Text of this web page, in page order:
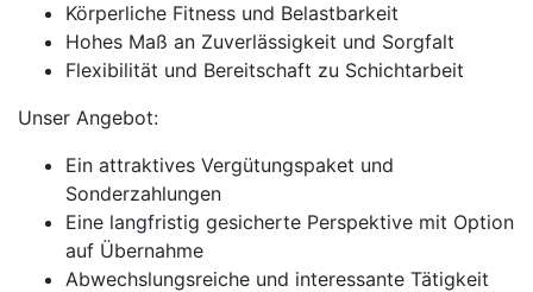
Körperliche Fitness und Belastbarkeit
Hohes Maß an Zuverlässigkeit und Sorgfalt
Flexibilität und Bereitschaft zu Schichtarbeit
Unser Angebot:
Ein attraktives Vergütungspaket und
Sonderzahlungen
Eine langfristig gesicherte Perspektive mit Option
auf Übernahme
Abwechslungsreiche und interessante Tätigkeit